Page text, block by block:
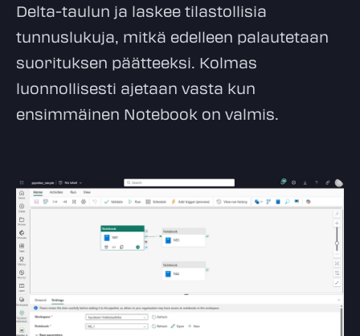
Delta-taulun ja laskee tilastollisia
tunnuslukuja, mitkä edelleen palautetaan
suorituksen päätteeksi. Kolmas
luonnollisesti ajetaan vasta kun
ensimmäinen Notebook on valmis.